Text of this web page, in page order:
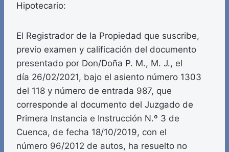
Hipotecario:
El Registrador de la Propiedad que suscribe,
previo examen y calificación del documento
presentado por Don/Doña P. M., M. J., el
día 26/02/2021, bajo el asiento número 1303
del 118 y número de entrada 987, que
corresponde al documento del Juzgado de
Primera Instancia e Instrucción N.º 3 de
Cuenca, de fecha 18/10/2019, con el
número 96/2012 de autos, ha resuelto no